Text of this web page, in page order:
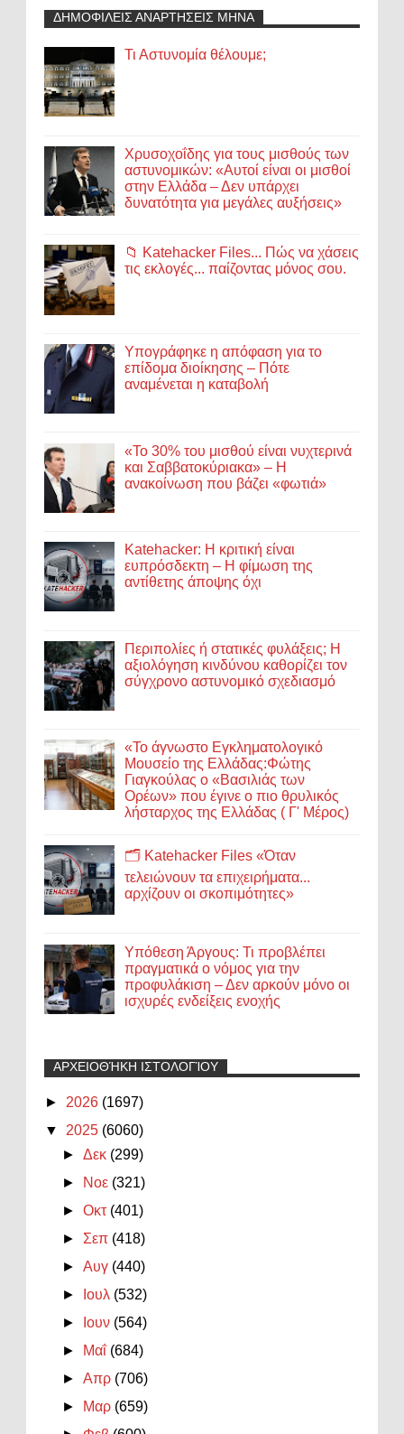
ΔΗΜΟΦΙΛΕΙΣ ΑΝΑΡΤΗΣΕΙΣ ΜΗΝΑ
Τι Αστυνομία θέλουμε;
Χρυσοχοΐδης για τους μισθούς των
αστυνομικών: «Αυτοί είναι οι μισθοί
στην Ελλάδα – Δεν υπάρχει
δυνατότητα για μεγάλες αυξήσεις»
📁 Katehacker Files... Πώς να χάσεις
τις εκλογές... παίζοντας μόνος σου.
Υπογράφηκε η απόφαση για το
επίδομα διοίκησης – Πότε
αναμένεται η καταβολή
«Το 30% του μισθού είναι νυχτερινά
και Σαββατοκύριακα» – Η
ανακοίνωση που βάζει «φωτιά»
Katehacker: Η κριτική είναι
ευπρόσδεκτη – Η φίμωση της
αντίθετης άποψης όχι
Περιπολίες ή στατικές φυλάξεις; Η
αξιολόγηση κινδύνου καθορίζει τον
σύγχρονο αστυνομικό σχεδιασμό
«Το άγνωστο Εγκληματολογικό
Μουσείο της Ελλάδας:Φώτης
Γιαγκούλας ο «Βασιλιάς των
Ορέων» που έγινε ο πιο θρυλικός
λήσταρχος της Ελλάδας ( Γ' Μέρος)
🗂️ Katehacker Files «Όταν
τελειώνουν τα επιχειρήματα...
αρχίζουν οι σκοπιμότητες»
Υπόθεση Άργους: Τι προβλέπει
πραγματικά ο νόμος για την
προφυλάκιση – Δεν αρκούν μόνο οι
ισχυρές ενδείξεις ενοχής
ΑΡΧΕΙΟΘΉΚΗ ΙΣΤΟΛΟΓΊΟΥ
► 2026 (1697)
▼ 2025 (6060)
►Δεκ (299)
►
Νοε (321)
►Οκτ (401)
► Σεπ (418)
►Αυγ (440)
►
Ιουλ (532)
►
Ιουν (564)
►
Μαΐ (684)
►Απρ (706)
►
Μαρ (659)